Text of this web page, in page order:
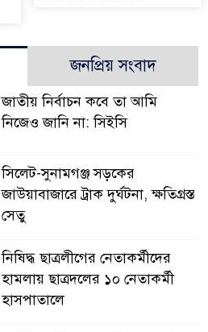
জনপ্রিয় সংবাদ
জাতীয় নির্বাচন কবে তা আমি
নিজেও জানি না: সিইসি
‎সিলেট-সুনামগঞ্জ সড়কের
জাউয়াবাজারে ট্রাক দুর্ঘটনা, ক্ষতিগ্রস্ত
সেতু
নিষিদ্ধ ছাত্রলীগের নেতাকর্মীদের
হামলায় ছাত্রদলের ১০ নেতাকর্মী
হাসপাতালে